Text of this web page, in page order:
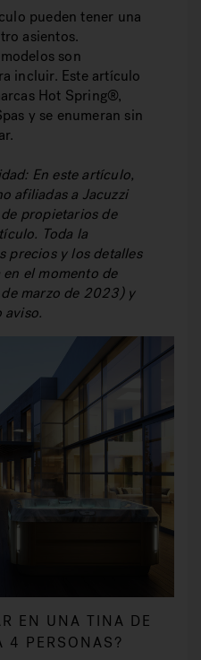
pueden tener una
asientos.
son
incluir. Este artículo
Hot Spring®,
y se enumeran sin
En este artículo,
afiliadas a Jacuzzi
propietarios de
Toda la
precios y los detalles
el momento de
marzo de 2023) y
aviso.
EN UNA TINA DE
4 PERSONAS?